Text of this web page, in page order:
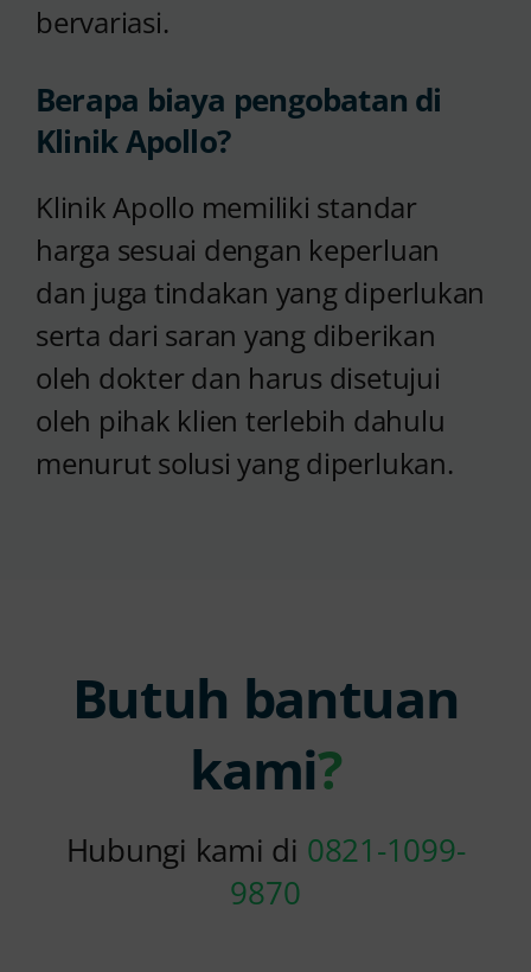
bervariasi.
Berapa biaya pengobatan di
Klinik Apollo?
Klinik Apollo memiliki standar
harga sesuai dengan keperluan
dan juga tindakan yang diperlukan
serta dari saran yang diberikan
oleh dokter dan harus disetujui
oleh pihak klien terlebih dahulu
menurut solusi yang diperlukan.
Butuh bantuan
kami?
Hubungi kami di 0821-1099-
9870